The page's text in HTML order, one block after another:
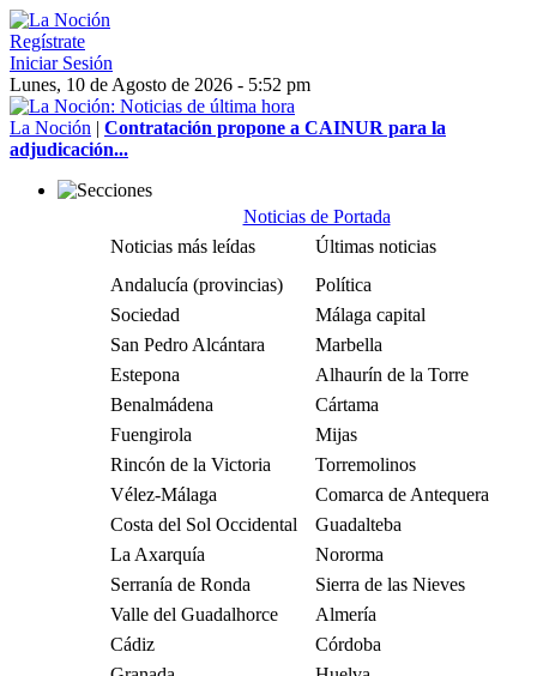
Regístrate
Iniciar Sesión
Lunes, 10 de Agosto de 2026 - 5:52 pm
La Noción | Contratación propone a CAINUR para la
adjudicación...
Noticias de Portada
Noticias más leídas
Últimas noticias
Andalucía (provincias)
Política
Sociedad
Málaga capital
San Pedro Alcántara
Marbella
Estepona
Alhaurín de la Torre
Benalmádena
Cártama
Fuengirola
Mijas
Rincón de la Victoria
Torremolinos
Vélez-Málaga
Comarca de Antequera
Costa del Sol Occidental
Guadalteba
La Axarquía
Nororma
Serranía de Ronda
Sierra de las Nieves
Valle del Guadalhorce
Almería
Cádiz
Córdoba